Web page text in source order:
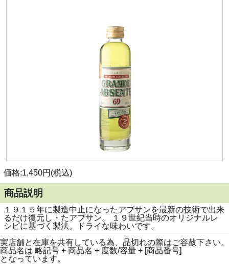
価格:1,450円(税込)
商品説明
１９１５年に製造中止になったアブサンを最新の技術で出来
るだけ復元し・たアブサン。 １９世紀当時のオリジナルレ
シピに基づく製法。ドライな味わいです。
実店舗と在庫を共有している為、品切れの際はご容赦下さい。
商品名は 略記号 + 商品名 + 度数/容量 + [商品番号]
となっています。